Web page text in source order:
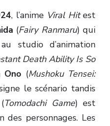
, l’anime Viral Hitest
(Fairy Ranmaru) qui
studio d’animation
Death Ability Is So
Ono (Mushoku Tensei:
le scénario tandis
Tomodachi Game) est
personnages. Les